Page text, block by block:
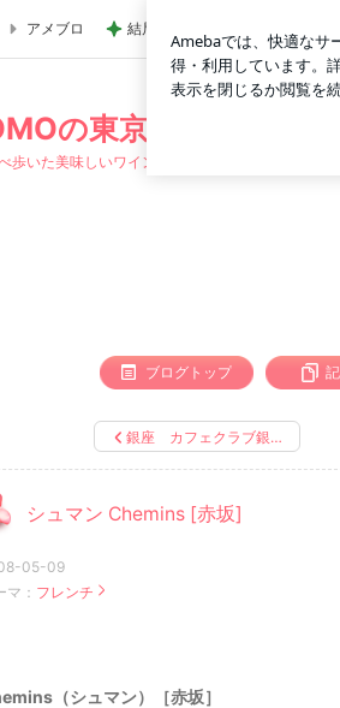
の東京グルメ日記
アメブロ 結局全色制覇したキャミソール
の東京グルメ日記
歩いた美味しいワインとお食事をご紹介しています
ブログトップ
銀座 カフェクラブ銀…
シュマン Chemins [赤坂]
05-09
マ： フレンチ
（シュマン）［赤坂］